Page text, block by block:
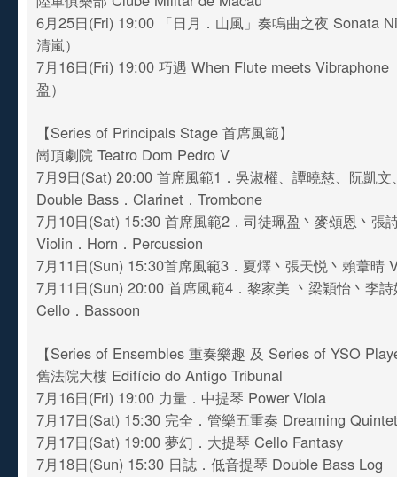
6月25日(Fri) 19:00 「日月．山風」奏鳴曲之夜 Sonata
清嵐）
7月16日(Fri) 19:00 巧遇 When Flute meets Vibraphone
盈）
【Series of Principals Stage 首席風範】
崗頂劇院 Teatro Dom Pedro V
7月9日(Sat) 20:00 首席風範1．吳淑權、譚曉慈、阮凱
Double Bass．Clarinet．Trombone
7月10日(Sat) 15:30 首席風範2．司徒珮盈丶麥頌恩丶張
Violin．Horn．Percussion
7月11日(Sun) 15:30首席風範3．夏燡丶張天悦丶賴葦晴
7月11日(Sun) 20:00 首席風範4．黎家美 丶梁穎怡丶李
Cello．Bassoon
【Series of Ensembles 重奏樂趣 及 Series of YSO
舊法院大樓 Edifício do Antigo Tribunal
7月16日(Fri) 19:00 力量．中提琴 Power Viola
7月17日(Sat) 15:30 完全．管樂五重奏 Dreaming
7月17日(Sat) 19:00 夢幻．大提琴 Cello Fantasy
7月18日(Sun) 15:30 日誌．低音提琴 Double Bass Log